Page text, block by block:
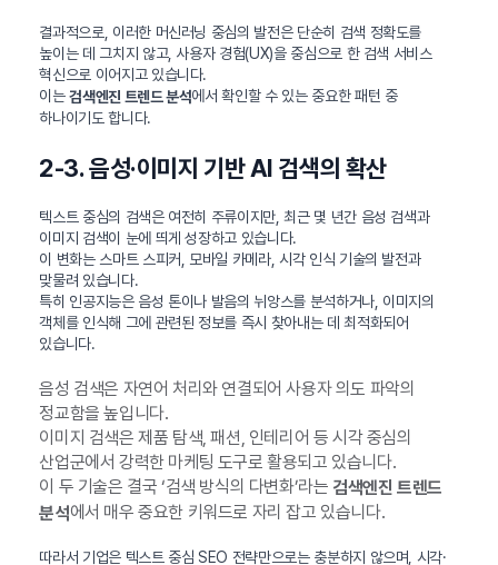
결과적으로, 이러한 머신러닝 중심의 발전은 단순히 검색 정확도를
높이는 데 그치지 않고, 사용자 경험(UX)을 중심으로 한 검색 서비스
혁신으로 이어지고 있습니다.
이는검색엔진 트렌드 분석에서 확인할 수 있는 중요한 패턴 중
하나이기도 합니다.
2-3. 음성·이미지 기반 AI 검색의 확산
텍스트 중심의 검색은 여전히 주류이지만, 최근 몇 년간 음성 검색과
이미지 검색이 눈에 띄게 성장하고 있습니다.
이 변화는 스마트 스피커, 모바일 카메라, 시각 인식 기술의 발전과
맞물려 있습니다.
특히 인공지능은 음성 톤이나 발음의 뉘앙스를 분석하거나, 이미지의
객체를 인식해 그에 관련된 정보를 즉시 찾아내는 데 최적화되어
있습니다.
음성 검색은 자연어 처리와 연결되어 사용자 의도 파악의
정교함을 높입니다.
이미지 검색은 제품 탐색, 패션, 인테리어 등 시각 중심의
산업군에서 강력한 마케팅 도구로 활용되고 있습니다.
이 두 기술은 결국 ‘검색 방식의 다변화’라는 검색엔진 트렌드
분석에서 매우 중요한 키워드로 자리 잡고 있습니다.
따라서 기업은 텍스트 중심 SEO 전략만으로는 충분하지 않으며, 시각·